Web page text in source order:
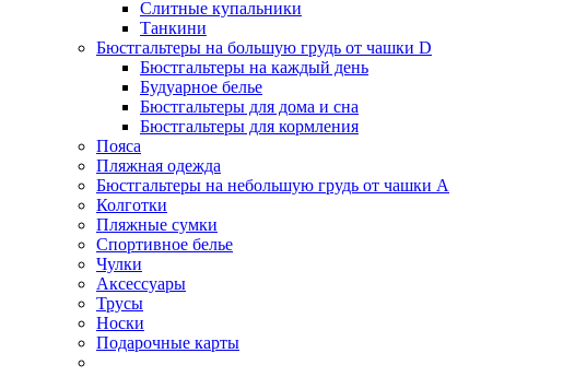
Слитные купальники
Танкини
Бюстгальтеры на большую грудь от чашки D
Бюстгальтеры на каждый день
Будуарное белье
Бюстгальтеры для дома и сна
Бюстгальтеры для кормления
Пояса
Пляжная одежда
Бюстгальтеры на небольшую грудь от чашки А
Колготки
Пляжные сумки
Спортивное белье
Чулки
Аксессуары
Трусы
Носки
Подарочные карты